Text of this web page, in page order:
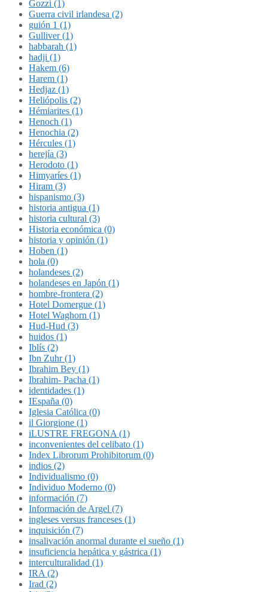
Gozzi (1)
Guerra civil irlandesa (2)
guión 1 (1)
Gulliver (1)
habbarah (1)
hadji (1)
Hakem (6)
Harem (1)
Hedjaz (1)
Heliópolis (2)
Hémiarites (1)
Henoch (1)
Henochia (2)
Hércules (1)
herejía (3)
Herodoto (1)
Himyaríes (1)
Hiram (3)
hispanismo (3)
historia antigua (1)
historia cultural (3)
Historia económica (0)
historia y opinión (1)
Hoben (1)
hola (0)
holandeses (2)
holandeses en Japón (1)
hombre-frontera (2)
Hotel Domergue (1)
Hotel Waghorn (1)
Hud-Hud (3)
huidos (1)
Iblís (2)
Ibn Zuhr (1)
Ibrahim Bey (1)
Ibrahim- Pacha (1)
identidades (1)
IEspaña (0)
Iglesia Católica (0)
il Giorgione (1)
iLUSTRE FREGONA (1)
inconvenientes del celibato (1)
Index Librorum Prohibitorum (0)
indios (2)
Individualismo (0)
Individuo Moderno (0)
información (7)
Información de Argel (7)
ingleses versus franceses (1)
inquisición (7)
insalivación anormal durante el sueño (1)
insuficiencia hepática y gástrica (1)
interculturalidad (1)
IRA (2)
Irad (2)